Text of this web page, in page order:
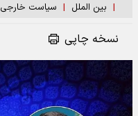
| بین الملل | سیاست خارجی
نسخه چاپی